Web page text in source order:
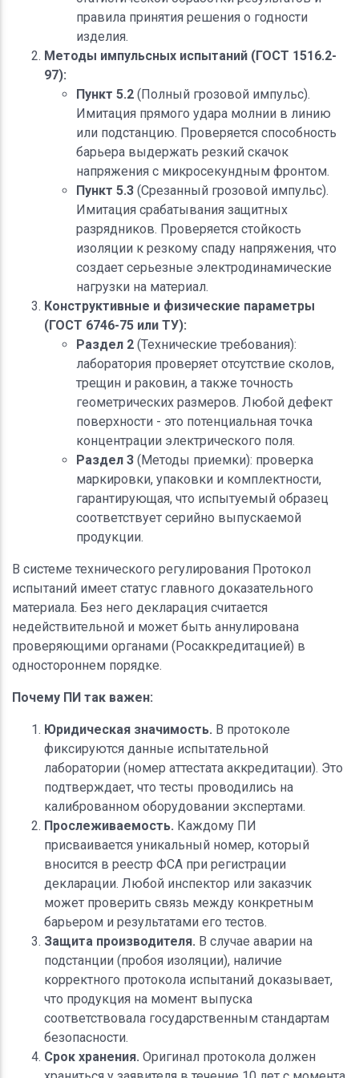
правила принятия решения о годности
изделия.
Методы импульсных испытаний (ГОСТ 1516.2-
97):
Пункт 5.2 (Полный грозовой импульс).
Имитация прямого удара молнии в линию
или подстанцию. Проверяется способность
барьера выдержать резкий скачок
напряжения с микросекундным фронтом.
Пункт 5.3 (Срезанный грозовой импульс).
Имитация срабатывания защитных
разрядников. Проверяется стойкость
изоляции к резкому спаду напряжения, что
создает серьезные электродинамические
нагрузки на материал.
Конструктивные и физические параметры
(ГОСТ 6746-75 или ТУ):
Раздел 2 (Технические требования):
лаборатория проверяет отсутствие сколов,
трещин и раковин, а также точность
геометрических размеров. Любой дефект
поверхности - это потенциальная точка
концентрации электрического поля.
Раздел 3 (Методы приемки): проверка
маркировки, упаковки и комплектности,
гарантирующая, что испытуемый образец
соответствует серийно выпускаемой
продукции.
В системе технического регулирования Протокол
испытаний имеет статус главного доказательного
материала. Без него декларация считается
недействительной и может быть аннулирована
проверяющими органами (Росаккредитацией) в
одностороннем порядке.
Почему ПИ так важен:
Юридическая значимость. В протоколе
фиксируются данные испытательной
лаборатории (номер аттестата аккредитации). Это
подтверждает, что тесты проводились на
калиброванном оборудовании экспертами.
Прослеживаемость. Каждому ПИ
присваивается уникальный номер, который
вносится в реестр ФСА при регистрации
декларации. Любой инспектор или заказчик
может проверить связь между конкретным
барьером и результатами его тестов.
Защита производителя. В случае аварии на
подстанции (пробоя изоляции), наличие
корректного протокола испытаний доказывает,
что продукция на момент выпуска
соответствовала государственным стандартам
безопасности.
Срок хранения. Оригинал протокола должен